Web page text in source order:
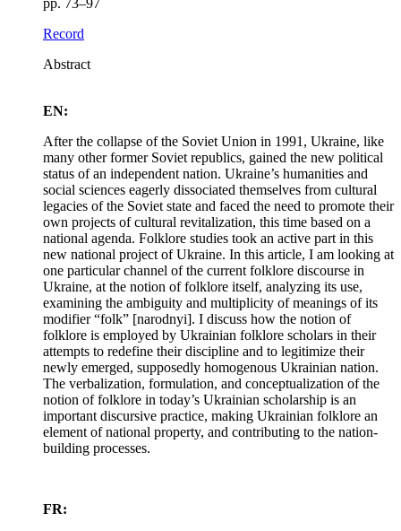
pp. 73–97
Record
Abstract
EN:
After the collapse of the Soviet Union in 1991, Ukraine, like
many other former Soviet republics, gained the new political
status of an independent nation. Ukraine’s humanities and
social sciences eagerly dissociated themselves from cultural
legacies of the Soviet state and faced the need to promote their
own projects of cultural revitalization, this time based on a
national agenda. Folklore studies took an active part in this
new national project of Ukraine. In this article, I am looking at
one particular channel of the current folklore discourse in
Ukraine, at the notion of folklore itself, analyzing its use,
examining the ambiguity and multiplicity of meanings of its
modifier “folk” [narodnyi]. I discuss how the notion of
folklore is employed by Ukrainian folklore scholars in their
attempts to redefine their discipline and to legitimize their
newly emerged, supposedly homogenous Ukrainian nation.
The verbalization, formulation, and conceptualization of the
notion of folklore in today’s Ukrainian scholarship is an
important discursive practice, making Ukrainian folklore an
element of national property, and contributing to the nation-
building processes.
FR: